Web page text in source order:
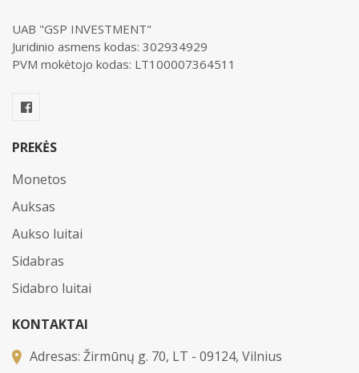
UAB "GSP INVESTMENT"
Juridinio asmens kodas: 302934929
PVM mokėtojo kodas: LT100007364511
PREKĖS
Monetos
Auksas
Aukso luitai
Sidabras
Sidabro luitai
KONTAKTAI
Adresas: Žirmūnų g. 70, LT - 09124, Vilnius